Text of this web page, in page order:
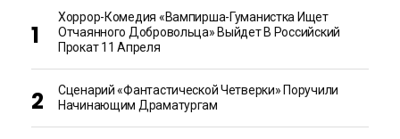
Хоррор-Комедия «Вампирша-Гуманистка Ищет
Отчаянного Добровольца» Выйдет В Российский
Прокат 11 Апреля
Сценарий «Фантастической Четверки» Поручили
Начинающим Драматургам